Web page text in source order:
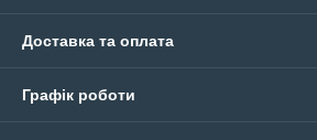
Доставка та оплата
Графік роботи